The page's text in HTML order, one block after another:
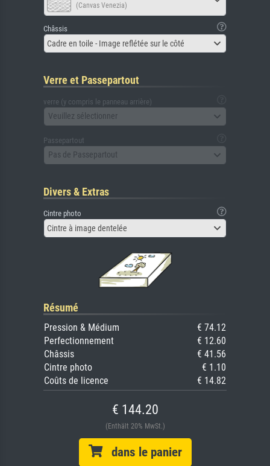
(Canvas Venezia)
Châssis
Cadre en toile - Image reflétée sur le côté
Verre et Passepartout
verre (y compris le panneau arrière)
Veuillez sélectionner
Passepartout
Pas de Passepartout
Divers & Extras
Cintre photo
Cintre à image dentelée
Résumé
Pression & Médium
€ 74.12
Perfectionnement
€ 12.60
Châssis
€ 41.56
Cintre photo
€ 1.10
Coûts de licence
€ 14.82
€ 144.20
(Enthält 20% MwSt.)
dans le panier